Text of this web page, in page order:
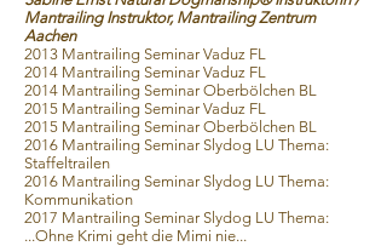
Mantrailing Instruktor, Mantrailing Zentrum
Aachen
2013 Mantrailing Seminar Vaduz FL
2014 Mantrailing Seminar Vaduz FL
2014 Mantrailing Seminar Oberbölchen BL
2015 Mantrailing Seminar Vaduz FL
2015 Mantrailing Seminar Oberbölchen BL
2016 Mantrailing Seminar Slydog LU Thema:
Staffeltrailen
2016 Mantrailing Seminar Slydog LU Thema:
Kommunikation
2017 Mantrailing Seminar Slydog LU Thema:
...Ohne Krimi geht die Mimi nie...